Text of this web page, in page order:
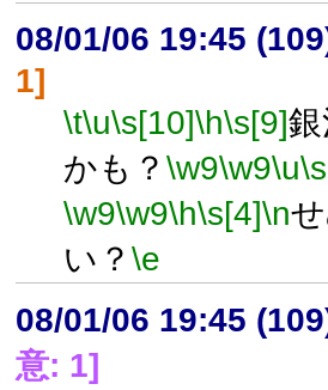
08/01/06 19:45
1]
\t\u\s[10]\h\s[9]
かも？ \w9\w9\u
\w9\w9\h\s[4]\n
い？ \e
08/01/06 19:45
意: 1]